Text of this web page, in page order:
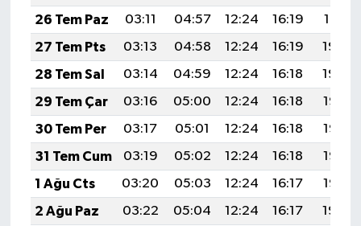
26 Tem Paz
03:11 04:57 12:24 16:19
19:41
27 Tem Pts
03:13 04:58 12:24 16:19
19:40
28 Tem Sal
03:14 04:59 12:24 16:18
19:39
29 Tem Çar
03:16 05:00 12:24 16:18
19:38
30 Tem Per
03:17 05:01 12:24 16:18
19:37
31 Tem Cum
03:19 05:02 12:24 16:18
19:36
1 Ağu Cts
03:20 05:03 12:24 16:17
19:35
2 Ağu Paz
03:22 05:04 12:24 16:17
19:34